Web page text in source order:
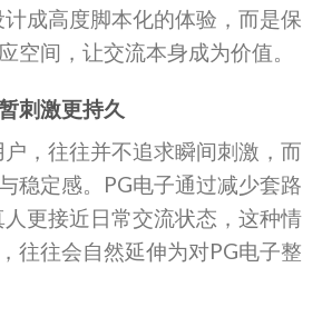
成高度脚本化的体验，而是保
空间，让交流本身成为价值。
刺激更持久
，往往并不追求瞬间刺激，而
稳定感。PG电子通过减少套路
更接近日常交流状态，这种情
往往会自然延伸为对PG电子整